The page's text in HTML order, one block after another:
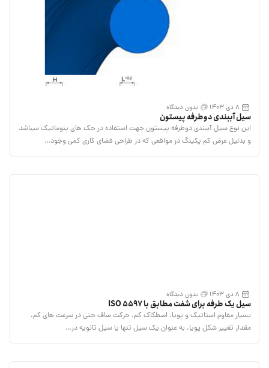
8 دی 1403 بدون دیدگاه
سیل آببندی دوطرفه پیستون
این نوع سیل آببندی دوطرفه پیستون جهت استفاده در جک های پنوماتیک میباشد
و بدلیل عرض کم پکینگ در مواقعی که در طراحی فضای کاری کمی وجود…
8 دی 1403 بدون دیدگاه
سیل یک طرفه برای شفت مطابق با ISO 5597
بسیار مقاوم استاتیک و پویا، اصطکاک کم، حرکت صاف حتی در سرعت های کم،
مقدار تغییر شکل پویا، به عنوان یک سیل تنها یا سیل ثانویه در…